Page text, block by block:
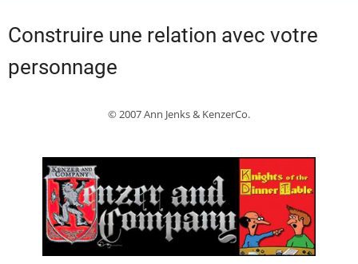
Construire une relation avec votre
personnage
© 2007 Ann Jenks & KenzerCo.